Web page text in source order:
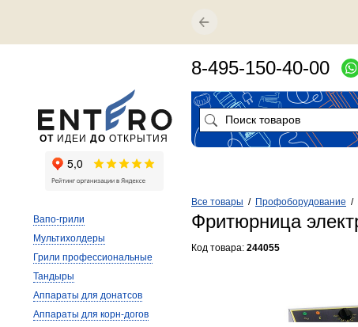
Все товары / Профоборудование /
Фритюрница
Код товара: 244055
Вапо-грили
Мультихолдеры
Грили профессиональные
Тандыры
Аппараты для донатсов
Аппараты для корн-догов
ОТ ИДЕИ ДО ОТКРЫТИЯ
8-495-150-40-00